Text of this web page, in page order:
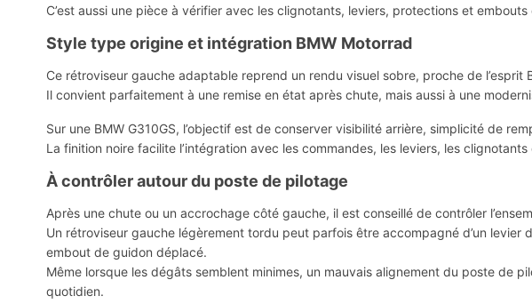
C’est aussi une pièce à vérifier avec les clignotants, leviers, protections et
Style type origine et intégration BMW Motorrad
Ce rétroviseur gauche adaptable reprend un rendu visuel sobre, proche de l’esprit
Il convient parfaitement à une remise en état après chute, mais aussi à une
Sur une BMW G310GS, l’objectif est de conserver visibilité arrière, simplicité de
La finition noire facilite l’intégration avec les commandes, les leviers, les
À contrôler autour du poste de pilotage
Après une chute ou un accrochage côté gauche, il est conseillé de contrôler
Un rétroviseur gauche légèrement tordu peut parfois être accompagné d’un levier
embout de guidon déplacé.
Même lorsque les dégâts semblent minimes, un mauvais alignement du poste de
quotidien.